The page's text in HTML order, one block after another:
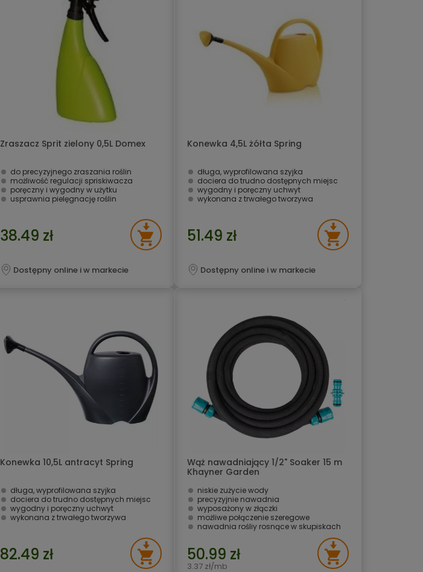
Zraszacz Sprit zielony 0,5L Domex
do precyzyjnego zraszania roślin
możliwość regulacji spriskiwacza
poręczny i wygodny w użytku
usprawnia pielęgnację roślin
38.49 zł
Dostępny online i w markecie
Konewka 4,5L żółta Spring
długa, wyprofilowana szyjka
dociera do trudno dostępnych miejsc
wygodny i poręczny uchwyt
wykonana z trwałego tworzywa
51.49 zł
Dostępny online i w markecie
Konewka 10,5L antracyt Spring
długa, wyprofilowana szyjka
dociera do trudno dostępnych miejsc
wygodny i poręczny uchwyt
wykonana z trwałego tworzywa
82.49 zł
Wąż nawadniający 1/2" Soaker 15 m
Khayner Garden
niskie zużycie wody
precyzyjnie nawadnia
wyposażony w złączki
możliwe połączenie szeregowe
nawadnia rośliy rosnące w skupiskach
50.99 zł
3.37 zł/mb